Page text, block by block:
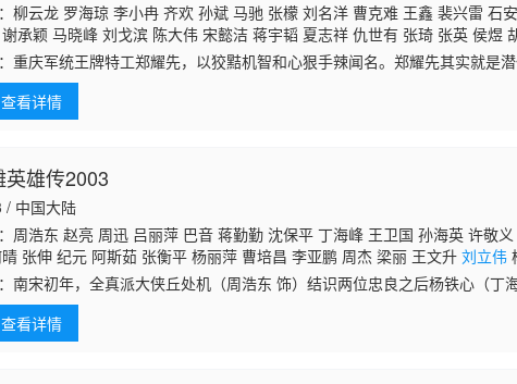
柳云龙 罗海琼 李小冉 齐欢 孙斌 马驰 张檬 刘名洋 曹克难 王鑫 裴兴雷 石
谢承颖 马晓峰 刘戈滨 陈大伟 宋懿洁 蒋宇韬 夏志祥 仇世有 张琦 张英 侯煜
丽军 沉浮 刘志云 李保国 王留胜 吴潇娜 张文东 王冠淇 程泓 李斌 宋梵常
顾鑫 张捷 徐晟 王迅 宋金奇 苏晴 金潇 刘小翠 张红革 宋志安 朱海军 鄢佳
施琅 童晓梅 李昭 韩岚
重庆军统王牌特工郑耀先，以狡黠机智和心狠手辣闻名。郑耀先其实就是
”，为了确保“风筝”像一把尖刀始终刺在敌人的心脏上，在最关键时刻给国民
为自己同
查看详情
英雄传2003
/ 中国大陆
周浩东 赵亮 周迅 吕丽萍 巴音 蒋勤勤 沈保平 丁海峰 王卫国 孙海英 许敬
张伸 纪元 阿斯茹 张衡平 杨丽萍 曹培昌 李亚鹏 周杰 梁丽 王文升刘立伟
力格
南宋初年，全真派大侠丘处机（周浩东 饰）结识两位忠良之后杨铁心（丁
都已怀孕，丘处机为尚未出生的孩子取名杨康与郭靖，借以纪念“靖康之变”
之祸，郭
查看详情